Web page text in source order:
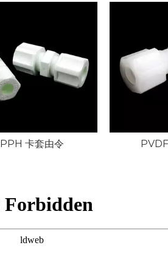
PPH 卡套由令